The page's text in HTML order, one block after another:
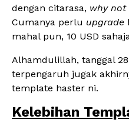
dengan citarasa, why not
Cumanya perlu upgrade
mahal pun, 10 USD
Alhamdulillah, tanggal
terpengaruh jugak
template haster ni.
Kelebihan